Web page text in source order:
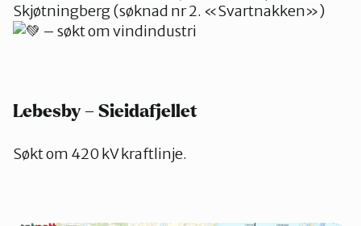
Skjøtningberg (søknad nr 2. «Svartnakken»)
– søkt om vindindustri
Lebesby – Sieidafjellet
Søkt om 420 kV kraftlinje.